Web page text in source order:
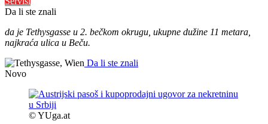
Da li ste znali
da je Tethysgasse u 2. bečkom okrugu, ukupne dužine 11 metara,
najkraća ulica u Beču.
Da li ste znali
Novo
© YUga.at